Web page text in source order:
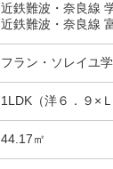
近鉄難波・奈良線
近鉄難波・奈良線
フラン・ソレイユ
1LDK（洋６．９×
44.17㎡